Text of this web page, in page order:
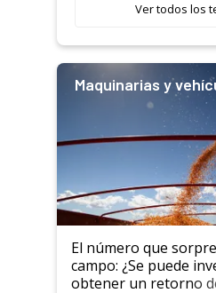
Ver todos los
Maquinarias y
El número que
campo: ¿Se puede
obtener un retorno